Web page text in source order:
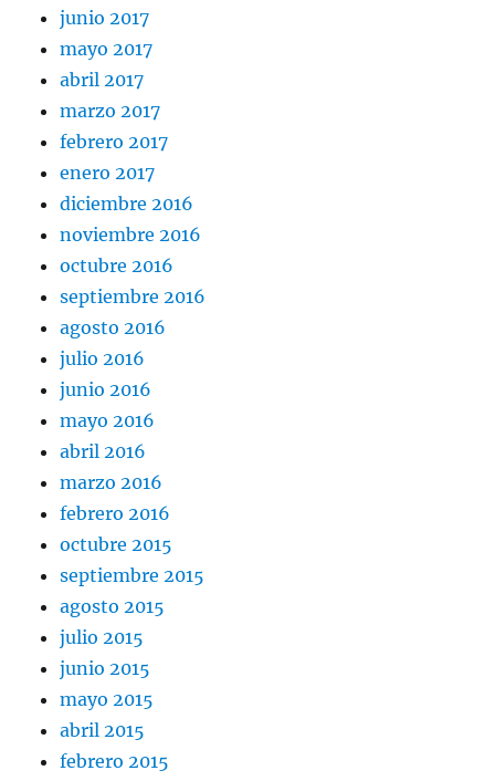
junio 2017
mayo 2017
abril 2017
marzo 2017
febrero 2017
enero 2017
diciembre 2016
noviembre 2016
octubre 2016
septiembre 2016
agosto 2016
julio 2016
junio 2016
mayo 2016
abril 2016
marzo 2016
febrero 2016
octubre 2015
septiembre 2015
agosto 2015
julio 2015
junio 2015
mayo 2015
abril 2015
febrero 2015